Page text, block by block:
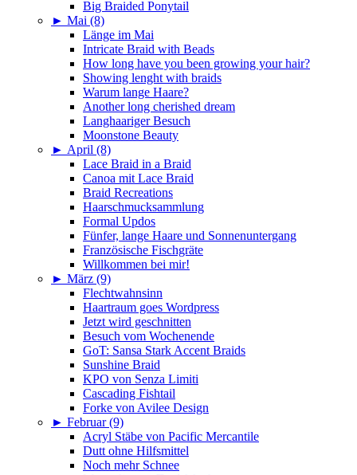
Big Braided Ponytail
► Mai (8)
Länge im Mai
Intricate Braid with Beads
How long have you been growing your hair?
Showing lenght with braids
Warum lange Haare?
Another long cherished dream
Langhaariger Besuch
Moonstone Beauty
► April (8)
Lace Braid in a Braid
Canoa mit Lace Braid
Braid Recreations
Haarschmucksammlung
Formal Updos
Fünfer, lange Haare und Sonnenuntergang
Französische Fischgräte
Willkommen bei mir!
► März (9)
Flechtwahnsinn
Haartraum goes Wordpress
Jetzt wird geschnitten
Besuch vom Wochenende
GoT: Sansa Stark Accent Braids
Sunshine Braid
KPO von Senza Limiti
Cascading Fishtail
Forke von Avilee Design
► Februar (9)
Acryl Stäbe von Pacific Mercantile
Dutt ohne Hilfsmittel
Noch mehr Schnee